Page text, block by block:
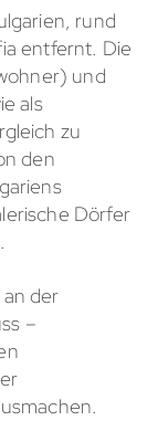
rund
entfernt. Die
und
als
zu
den
Dörfer
der
–